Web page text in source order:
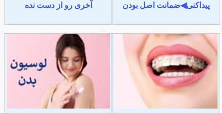
پیداکنی◀ضمانت اصل بودن
آخری رو از دست نده